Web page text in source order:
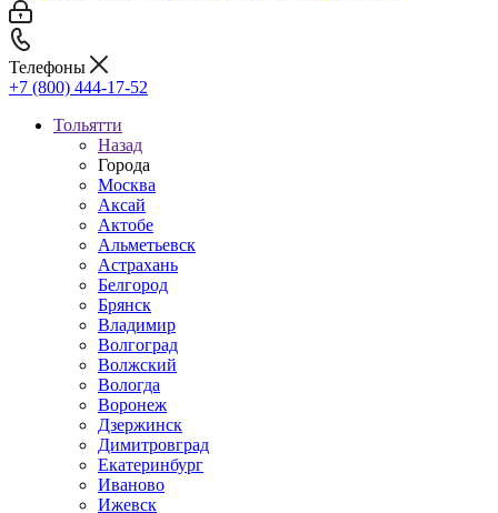
Телефоны
+7 (800) 444-17-52
Тольятти
Назад
Города
Москва
Аксай
Актобе
Альметьевск
Астрахань
Белгород
Брянск
Владимир
Волгоград
Волжский
Вологда
Воронеж
Дзержинск
Димитровград
Екатеринбург
Иваново
Ижевск